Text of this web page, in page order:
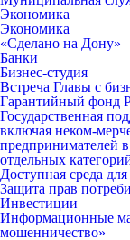
Экономика
Экономика
«Сделано на Дону»
Банки
Бизнес-студия
Встреча Главы с
Гарантийный фонд
Государственная
включая неком-
предпринимателей
отдельных
Доступная среда
Защита прав
Инвестиции
Информационные
мошенничество»